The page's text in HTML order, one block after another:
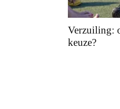
Verzuiling:
keuze?